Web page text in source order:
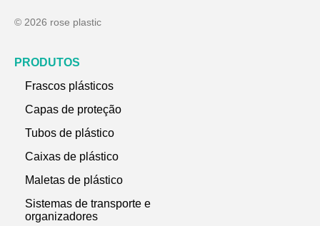
© 2026 rose plastic
PRODUTOS
Frascos plásticos
Capas de proteção
Tubos de plástico
Caixas de plástico
Maletas de plástico
Sistemas de transporte e
organizadores